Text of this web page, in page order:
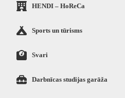
HENDI – HoReCa
Sports un tūrisms
Svari
Darbnīcas studijas garāža